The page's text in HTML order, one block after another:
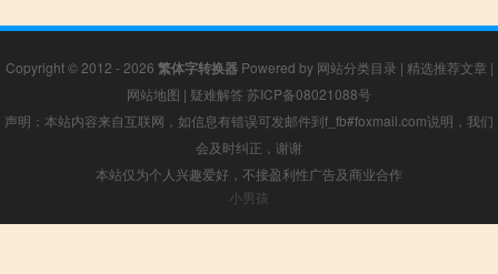
Copyright © 2012 - 2026 繁体字转换器Powered by 网站分类目录 | 精选推荐文章 |
网站地图 | 疑难解答 苏ICP备08021088号
声明：本站内容来自互联网，如信息有错误可发邮件到f_fb#foxmail.com说明，我们
会及时纠正，谢谢
本站仅为个人兴趣爱好，不接盈利性广告及商业合作
小男孩